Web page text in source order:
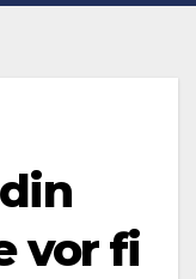
vor fi